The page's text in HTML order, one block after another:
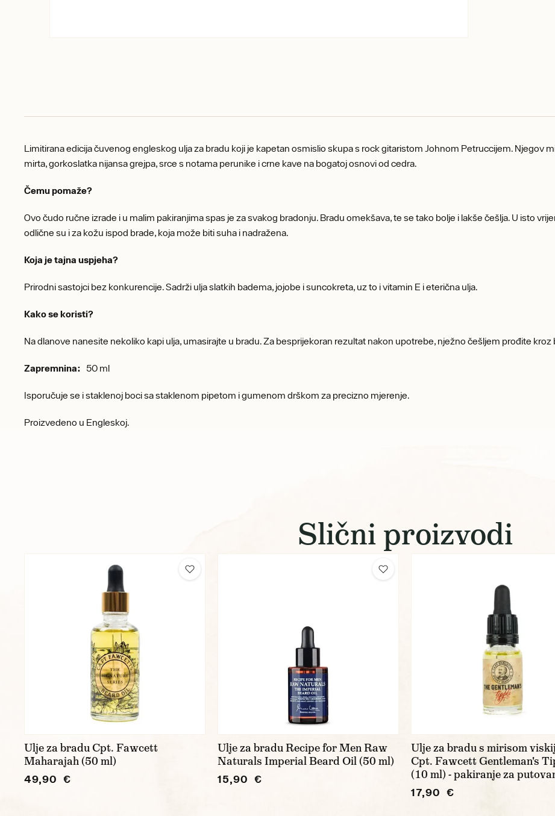
Limitirana edicija čuvenog engleskog ulja za bradu koji je kapetan osmislio skupa s rock gitaristom Johnom Petruccijem. Njegov
mirta, gorkoslatka nijansa grejpa, srce s notama perunike i crne kave na bogatoj osnovi od cedra.
Čemu pomaže?
Ovo čudo ručne izrade i u malim pakiranjima spas je za svakog bradonju. Bradu omekšava, te se tako bolje i lakše češlja. U isto
odlične su i za kožu ispod brade, koja može biti suha i nadražena.
Koja je tajna uspjeha?
Prirodni sastojci bez konkurencije. Sadrži ulja slatkih badema, jojobe i suncokreta, uz to i vitamin E i eterična ulja.
Kako se koristi?
Na dlanove nanesite nekoliko kapi ulja, umasirajte u bradu. Za besprijekoran rezultat nakon upotrebe, nježno češljem prođite kroz
Zapremnina: 50 ml
Isporučuje se i staklenoj boci sa staklenom pipetom i gumenom drškom za precizno mjerenje.
Proizvedeno u Engleskoj.
Slični proizvodi
Ulje za bradu Cpt. Fawcett
Maharajah (50 ml)
49,90 €
Ulje za bradu Recipe for Men Raw
Naturals Imperial Beard Oil (50 ml)
15,90 €
Ulje za bradu s mirisom
Cpt. Fawcett Gentleman's
(10 ml) - pakiranje za
17,90 €